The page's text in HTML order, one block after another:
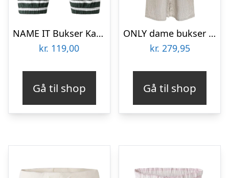
NAME IT Bukser Kans Deep Forest
kr. 119,00
Gå til shop
ONLY dame bukser ONLAUGUSTA – Feather Gray CLOUD DANCER
kr. 279,95
Gå til shop